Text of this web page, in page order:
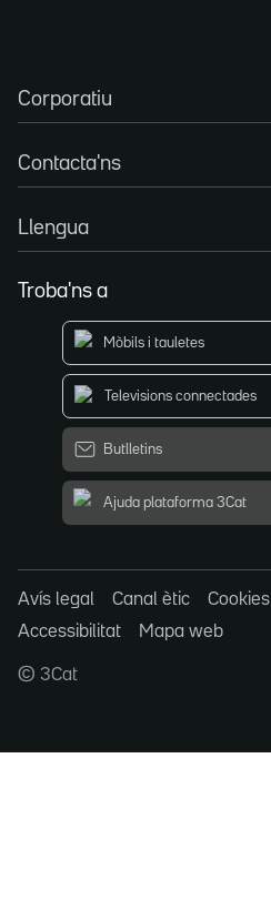
Corporatiu
Contacta'ns
Llengua
Troba'ns a
Mòbils i tauletes
Televisions connectades
Butlletins
Ajuda plataforma 3Cat
Avís legal Canal ètic Cookies
Accessibilitat
Mapa web
© 3Cat